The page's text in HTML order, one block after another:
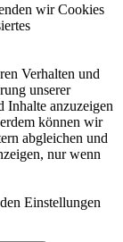
wir Cookies
Verhalten und
unserer
Inhalte anzuzeigen
können wir
abgleichen und
nur wenn
Einstellungen